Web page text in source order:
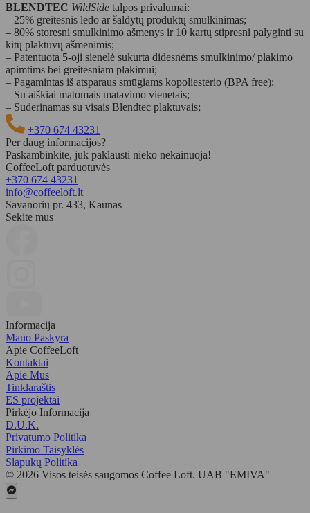
BLENDTEC WildSide talpos privalumai:
– 25% greitesnis ledo ar šaldytų produktų smulkinimas;
– 80% storesni smulkinimo ašmenys ir 10 kartų stipresni palyginti su
kitų plaktuvų ašmenimis;
– Patentuota 5-oji sienelė sukurta didesnėms smulkinimo/ plakimo
apimtims bei greitesniam plakimui;
– Pagamintas iš atsparaus smūgiams kopoliesterio (BPA free);
– Su aiškiai matomais matavimo vienetais;
– Suderinamas su visais Blendtec plaktuvais;
+370 674 43231
Per daug informacijos?
Paskambinkite, juk paklausti nieko nekainuoja!
CoffeeLoft parduotuvės
+370 674 43231
info@coffeeloft.lt
Savanorių pr. 433, Kaunas
Sekite mus
Informacija
Mano Paskyra
Apie CoffeeLoft
Kontaktai
Apie Mus
Tinklaraštis
ES projektai
Pirkėjo Informacija
D.U.K.
Privatumo Politika
Pirkimo Taisyklės
Slapukų Politika
© 2026 Visos teisės saugomos Coffee Loft. UAB "EMIVA"